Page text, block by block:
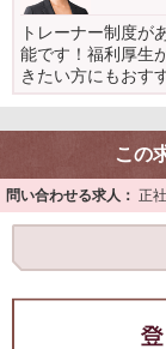
トレーナー制度が
能です！福利厚生
きたい方にもおす
この
問い合わせる求人： 正